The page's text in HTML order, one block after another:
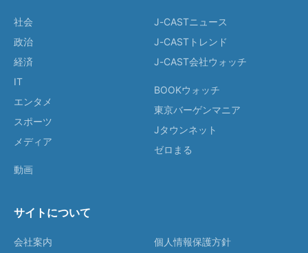
社会
政治
経済
IT
エンタメ
スポーツ
メディア
動画
J-CASTニュース
J-CASTトレンド
J-CAST会社ウォッチ
BOOKウォッチ
東京バーゲンマニア
Jタウンネット
ゼロまる
サイトについて
会社案内
個人情報保護方針